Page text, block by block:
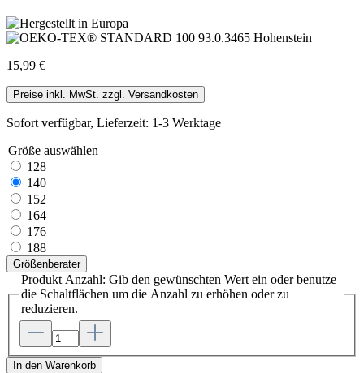
15,99 €
Preise inkl. MwSt. zzgl. Versandkosten
Sofort verfügbar, Lieferzeit: 1-3 Werktage
Größe auswählen
128
140
152
164
176
188
Größenberater
Produkt Anzahl: Gib den gewünschten Wert ein oder benutze
die Schaltflächen um die Anzahl zu erhöhen oder zu
reduzieren.
In den Warenkorb